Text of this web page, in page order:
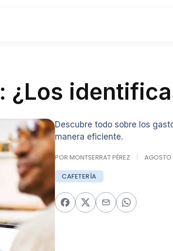
¿Los
Descubre todo sobre los
manera eficiente.
POR MONTSERRAT PÉREZ | AGOSTO
CAFETERÍA